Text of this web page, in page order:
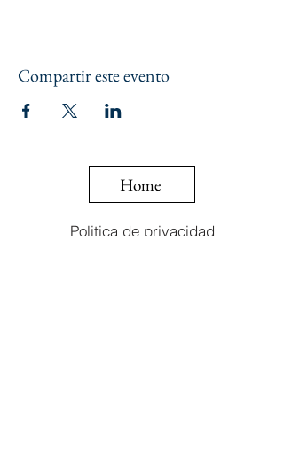
Compartir este evento
Home
Politica de privacidad